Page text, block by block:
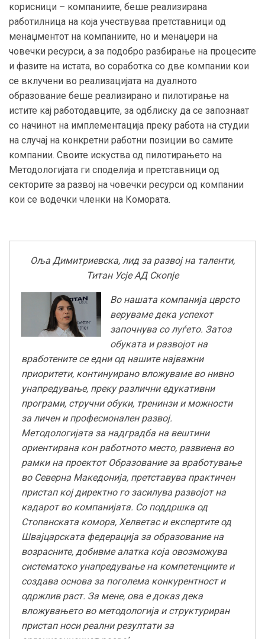
корисници – компаниите, беше реализирана
работилница на која учествуваа претставници од
менаџментот на компаниите, но и менаџери на
човечки ресурси, а за подобро разбирање на процесите
и фазите на истата, во соработка со две компании кои
се вклучени во реализацијата на дуалното
образование беше реализирано и пилотирање на
истите кај работодавците, за одблиску да се запознаат
со начинот на имплементација преку работа на студии
на случај на конкретни работни позиции во самите
компании. Своите искуства од пилотирањето на
Методологијата ги споделија и претставници од
секторите за развој на човечки ресурси од компании
кои се водечки членки на Комората.
Оља Димитриевска, лид за развој на таленти,
Титан Усје АД Скопје
Во нашата компанија цврсто
веруваме дека успехот
започнува со луѓето. Затоа
обуката и развојот на
вработените се едни од нашите најважни
приоритети, континуирано вложуваме во нивно
унапредување, преку различни едукативни
програми, стручни обуки, тренинзи и можности
за личен и професионален развој.
Методологијата за надградба на вештини
ориентирана кон работното место, развиена во
рамки на проектот Образование за вработување
во Северна Македонија, претставува практичен
пристап кој директно го засилува развојот на
кадарот во компанијата. Со поддршка од
Стопанската комора, Хелветас и експертите од
Швајцарската федерација за образование на
возрасните, добивме алатка која овозможува
систематско унапредување на компетенциите и
создава основа за поголема конкурентност и
одржлив раст. За мене, ова е доказ дека
вложувањето во методологија и структуриран
пристап носи реални резултати за